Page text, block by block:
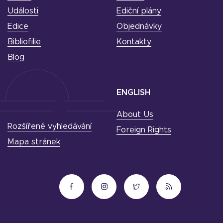
Události
Edice
Bibliofilie
Blog
Ediční plány
Objednávky
Kontakty
ENGLISH
About Us
Foreign Rights
Rozšířené vyhledávání
Mapa stránek